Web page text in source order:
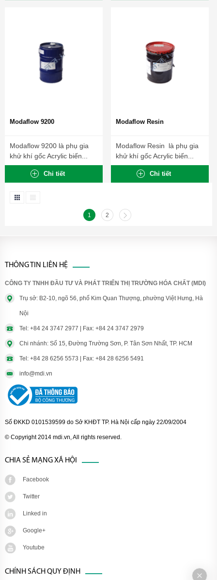
Modaflow 9200
Modaflow 9200 là phụ gia
khử khí gốc Acrylic biến...
Chi tiết
Modaflow Resin
Modaflow Resin là phụ gia
khử khí gốc Acrylic biến...
Chi tiết
1 2
THÔNG TIN LIÊN HỆ
CÔNG TY TNHH ĐẦU TƯ VÀ PHÁT TRIỂN THỊ TRƯỜNG HÓA CHẤT (MDI)
Trụ sở: B2-10, ngõ 56, phố Kim Quan Thượng, phường Việt Hưng, Hà
Nội
Tel: +84 24 3747 2977 | Fax: +84 24 3747 2979
Chi nhánh: Số 15, Đường Trường Sơn, P. Tân Sơn Nhất, TP. HCM
Tel: +84 28 6256 5573 | Fax: +84 28 6256 5491
info@mdi.vn
Số ĐKKD 0101539599 do Sở KHĐT TP. Hà Nội cấp ngày 22/09/2004
© Copyright 2014 mdi.vn, All rights reserved.
CHIA SẺ MẠNG XÃ HỘI
Facebook
Twitter
Linked in
Google+
Youtube
CHÍNH SÁCH QUY ĐỊNH